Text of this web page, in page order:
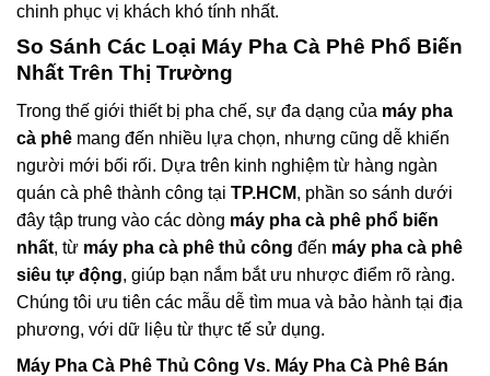
chinh phục vị khách khó tính nhất.
So Sánh Các Loại Máy Pha Cà Phê Phổ Biến
Nhất Trên Thị Trường
Trong thế giới thiết bị pha chế, sự đa dạng của máy pha
cà phê mang đến nhiều lựa chọn, nhưng cũng dễ khiến
người mới bối rối. Dựa trên kinh nghiệm từ hàng ngàn
quán cà phê thành công tại TP.HCM, phần so sánh dưới
đây tập trung vào các dòng máy pha cà phê phổ biến
nhất, từ máy pha cà phê thủ công đến máy pha cà phê
siêu tự động, giúp bạn nắm bắt ưu nhược điểm rõ ràng.
Chúng tôi ưu tiên các mẫu dễ tìm mua và bảo hành tại địa
phương, với dữ liệu từ thực tế sử dụng.
Máy Pha Cà Phê Thủ Công Vs. Máy Pha Cà Phê Bán